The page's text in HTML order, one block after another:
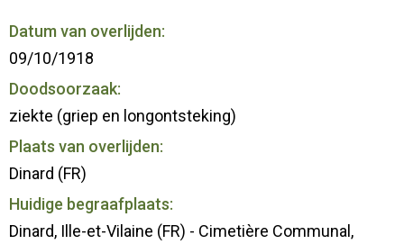
Datum van overlijden:
09/10/1918
Doodsoorzaak:
ziekte (griep en longontsteking)
Plaats van overlijden:
Dinard (FR)
Huidige begraafplaats:
Dinard, Ille-et-Vilaine (FR) - Cimetière Communal,